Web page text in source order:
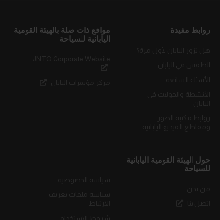
روابط مفيدة
مواقع ذات صلة بالهيئة القومية
اليابانية للسياحة
حول الهيئة القومية اليابانية
للسياحة